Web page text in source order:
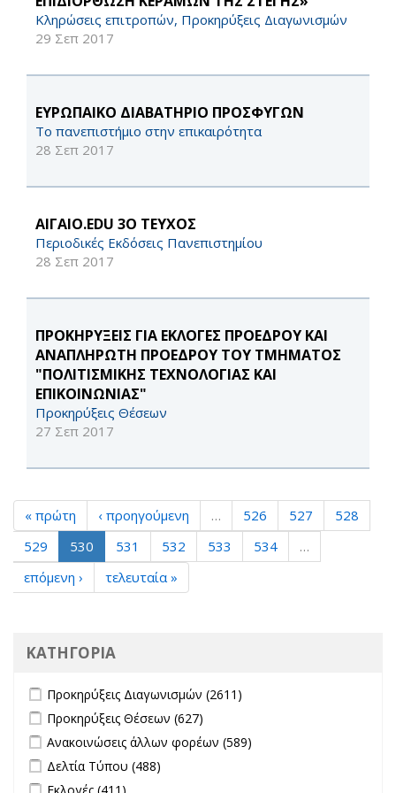
Κληρώσεις επιτροπών, Προκηρύξεις Διαγωνισμών
29 Σεπ 2017
ΕΥΡΩΠΑΙΚΟ ΔΙΑΒΑΤΗΡΙΟ ΠΡΟΣΦΥΓΩΝ
Το πανεπιστήμιο στην επικαιρότητα
28 Σεπ 2017
ΑΙΓΑΙΟ.EDU 3Ο ΤΕΥΧΟΣ
Περιοδικές Εκδόσεις Πανεπιστημίου
28 Σεπ 2017
ΠΡΟΚΗΡΥΞΕΙΣ ΓΙΑ ΕΚΛΟΓΕΣ ΠΡΟΕΔΡΟΥ ΚΑΙ
ΑΝΑΠΛΗΡΩΤΗ ΠΡΟΕΔΡΟΥ ΤΟΥ ΤΜΗΜΑΤΟΣ
"ΠΟΛΙΤΙΣΜΙΚΗΣ ΤΕΧΝΟΛΟΓΙΑΣ ΚΑΙ
ΕΠΙΚΟΙΝΩΝΙΑΣ"
Προκηρύξεις Θέσεων
27 Σεπ 2017
« πρώτη ‹ προηγούμενη … 526 527
528
529
530 531 532 533 534
…
επόμενη ›
τελευταία »
ΚΑΤΗΓΟΡΙΑ
Apply Προκηρύξεις Διαγωνισμών filter
Προκηρύξεις Διαγωνισμών (2611)
Apply Προκηρύξεις Θέσεων filter
Προκηρύξεις Θέσεων (627)
Apply Ανακοινώσεις άλλων φορέων filter
Ανακοινώσεις άλλων φορέων (589)
Apply Δελτία Τύπου filter
Δελτία Τύπου (488)
Apply Εκλογές filter